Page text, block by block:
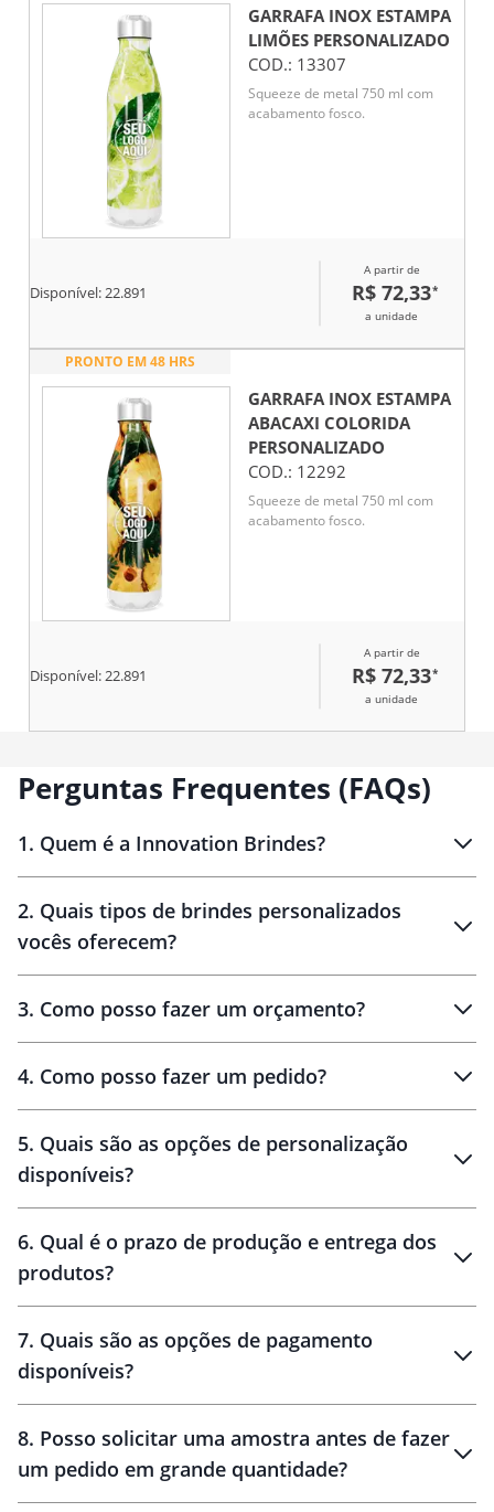
GARRAFA INOX ESTAMPA
LIMÕES PERSONALIZADO
COD.: 13307
Squeeze de metal 750 ml com
acabamento fosco.
Disponível:22.891
A partir de
R$ 72,33*
a unidade
PRONTO EM 48 HRS
GARRAFA INOX ESTAMPA
ABACAXI COLORIDA
PERSONALIZADO
COD.: 12292
Squeeze de metal 750 ml com
acabamento fosco.
Disponível:22.891
A partir de
R$ 72,33*
a unidade
Perguntas Frequentes (FAQs)
1. Quem é a Innovation Brindes?
Brindes personalizados
2. Quais tipos de brindes personalizados
vocês oferecem?
personalizados
3. Como posso fazer um orçamento?
brinde
personalização
4. Como posso fazer um pedido?
amostra virtual
5. Quais são as opções de personalização
disponíveis?
6. Qual é o prazo de produção e entrega dos
produtos?
10 dias
brinde
48 horas
7. Quais são as opções de pagamento
disponíveis?
8. Posso solicitar uma amostra antes de fazer
um pedido em grande quantidade?